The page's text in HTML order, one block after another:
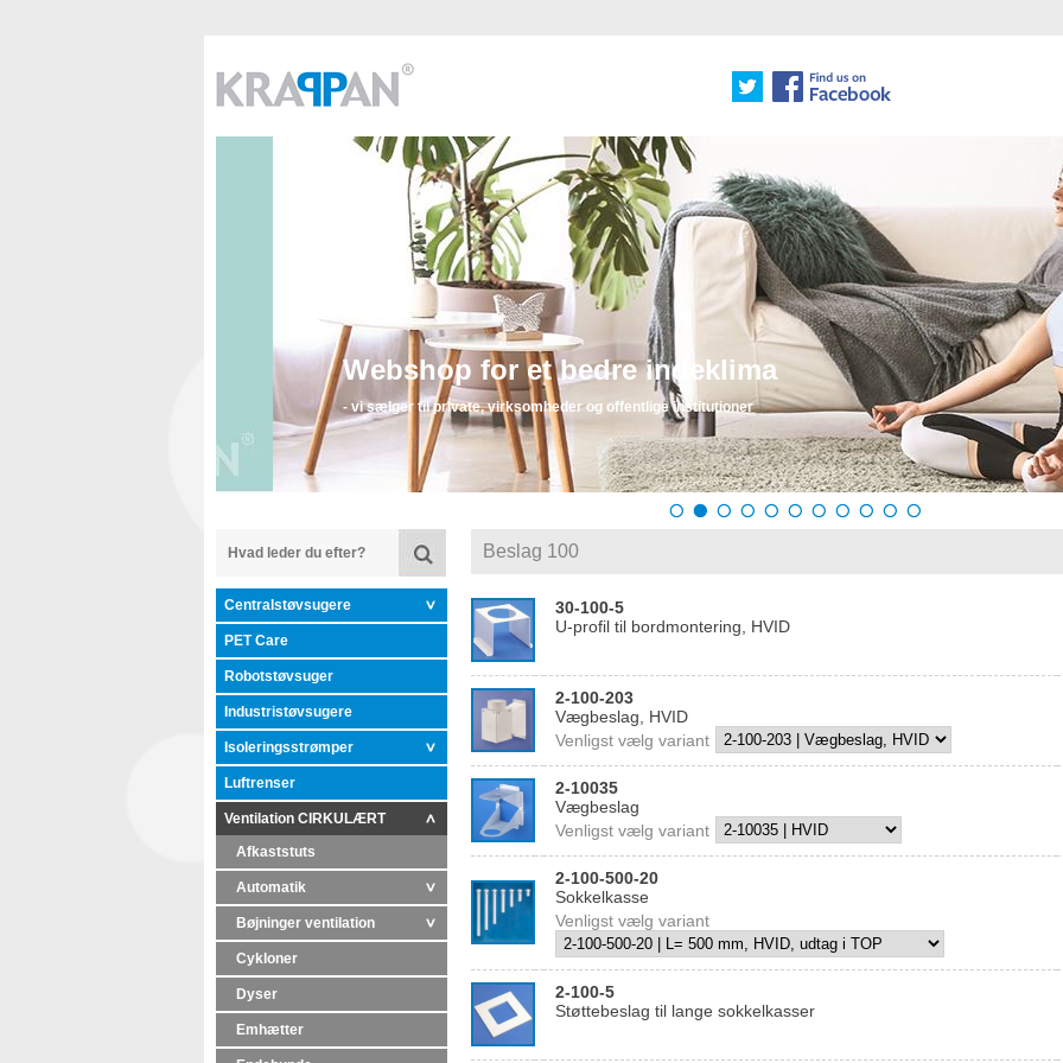
Webshop for et bedre indeklima
- vi sælger til private, virksomheder og offentlige institutioner
Centralstøvsugere
PET Care
Robotstøvsuger
Industristøvsugere
Isoleringsstrømper
Luftrenser
Ventilation CIRKULÆRT
Afkaststuts
Automatik
Bøjninger ventilation
Cykloner
Dyser
Emhætter
Beslag 100
30-100-5
U-profil til bordmontering, HVID
2-100-203
Vægbeslag, HVID
Venligst vælg variant
2-10035
Vægbeslag
Venligst vælg variant
2-100-500-20
Sokkelkasse
Venligst vælg variant
2-100-5
Støttebeslag til lange sokkelkasser